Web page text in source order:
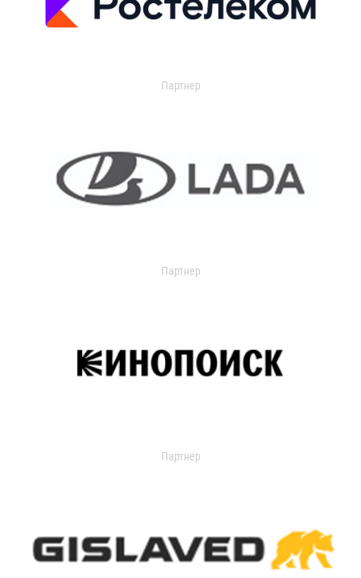
Партнер
Партнер
Партнер